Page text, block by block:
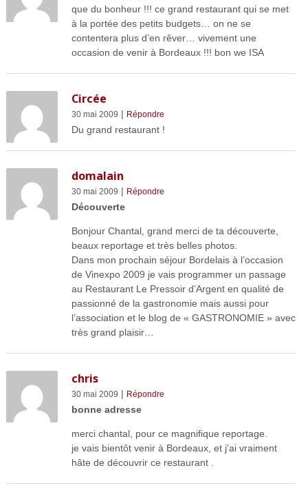
que du bonheur !!! ce grand restaurant qui se met
à la portée des petits budgets… on ne se
contentera plus d’en rêver… vivement une
occasion de venir à Bordeaux !!! bon we ISA
Circée
30 mai 2009 | Répondre
Du grand restaurant !
domalain
30 mai 2009 | Répondre
Découverte
Bonjour Chantal, grand merci de ta découverte,
beaux reportage et très belles photos.
Dans mon prochain séjour Bordelais à l’occasion
de Vinexpo 2009 je vais programmer un passage
au Restaurant Le Pressoir d’Argent en qualité de
passionné de la gastronomie mais aussi pour
l’association et le blog de « GASTRONOMIE » avec
très grand plaisir…
chris
30 mai 2009 | Répondre
bonne adresse
merci chantal, pour ce magnifique reportage.
je vais bientôt venir à Bordeaux, et j’ai vraiment
hâte de découvrir ce restaurant .